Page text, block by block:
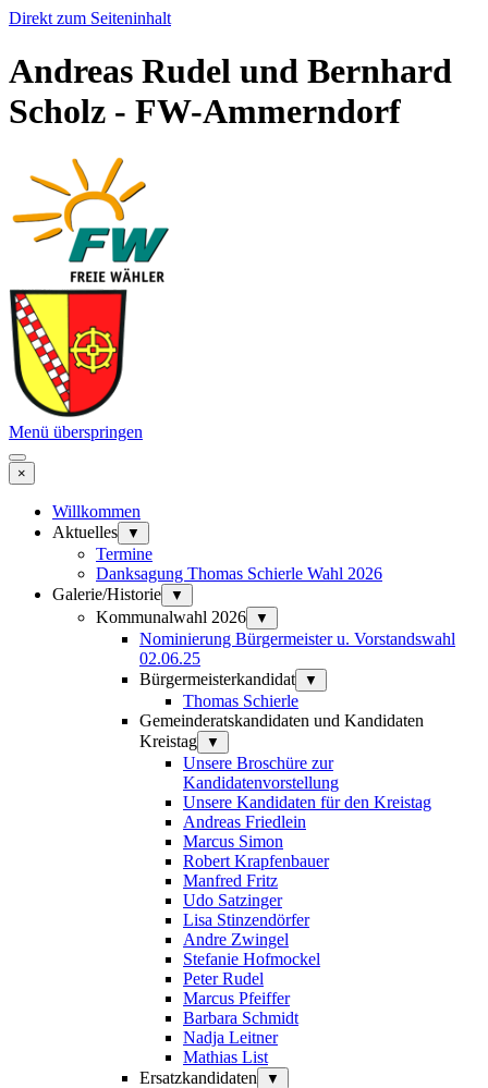
Direkt zum Seiteninhalt
Andreas Rudel und Bernhard
Scholz - FW-Ammerndorf
Menü überspringen
×
Willkommen
Aktuelles
▼
Termine
Danksagung Thomas Schierle Wahl 2026
Galerie/Historie
▼
Kommunalwahl 2026 ▼
Nominierung Bürgermeister u. Vorstandswahl
02.06.25
Bürgermeisterkandidat
▼
Thomas Schierle
Gemeinderatskandidaten und Kandidaten
Kreistag
▼
Unsere Broschüre zur
Kandidatenvorstellung
Unsere Kandidaten für den Kreistag
Andreas Friedlein
Marcus Simon
Robert Krapfenbauer
Manfred Fritz
Udo Satzinger
Lisa Stinzendörfer
Andre Zwingel
Stefanie Hofmockel
Peter Rudel
Marcus Pfeiffer
Barbara Schmidt
Nadja Leitner
Mathias List
Ersatzkandidaten
▼